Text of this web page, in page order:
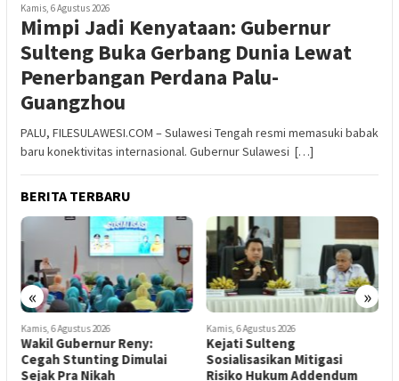
Kamis, 6 Agustus 2026
Mimpi Jadi Kenyataan: Gubernur
Sulteng Buka Gerbang Dunia Lewat
Penerbangan Perdana Palu-
Guangzhou
PALU, FILESULAWESI.COM – Sulawesi Tengah resmi memasuki babak
baru konektivitas internasional. Gubernur Sulawesi […]
BERITA TERBARU
« »
Kamis, 6 Agustus 2026
Wakil Gubernur Reny:
Cegah Stunting Dimulai
Sejak Pra Nikah
Kamis, 6 Agustus 2026
Kejati Sulteng
Sosialisasikan Mitigasi
Risiko Hukum Addendum